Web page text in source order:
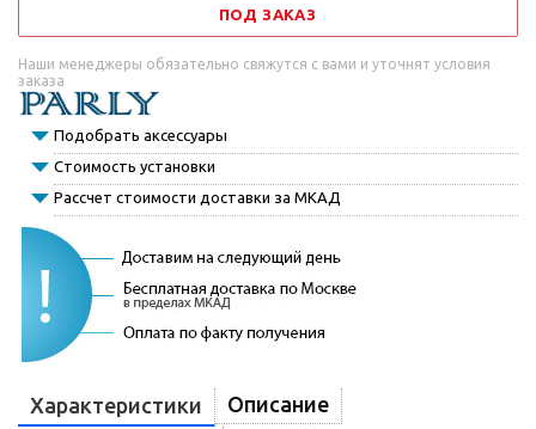
ПОД ЗАКАЗ
Наши менеджеры обязательно свяжутся с вами и уточнят условия
заказа
Подобрать аксессуары
Стоимость установки
Рассчет стоимости доставки за МКАД
Характеристики
Описание